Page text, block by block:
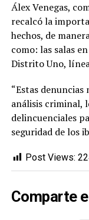
Álex Venegas,
recalcó la
hechos, de
como: las salas
Distrito Uno, línea
“Estas
análisis criminal,
delincuenciales
seguridad de los
Post Views:
Comparte